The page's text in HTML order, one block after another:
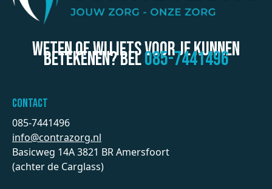
Weten of wij iets voor je kunnen
betekenen? BEL085-7441496
Contact
085-7441496
info@contrazorg.nl
Basicweg 14A 3821 BR Amersfoort
(achter de Carglass)